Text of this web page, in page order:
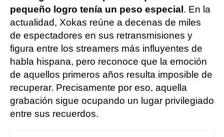
pequeño logro tenía un peso especial . En la
actualidad, Xokas reúne a decenas de miles
de espectadores en sus retransmisiones y
figura entre los streamers más influyentes de
habla hispana, pero reconoce que la emoción
de aquellos primeros años resulta imposible de
recuperar. Precisamente por eso, aquella
grabación sigue ocupando un lugar privilegiado
entre sus recuerdos.